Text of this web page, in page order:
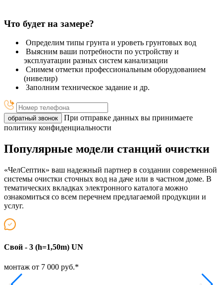
Что будет на замере?
Определим типы грунта и уроветь грунтовых вод
Выясним ваши потребности по устройству и
эксплуатации разных систем канализации
Снимем отметки профессиональным оборудованием
(нивелир)
Заполним техническое задание и др.
обратный звонок
При отправке данных вы принимаете
политику конфиденциальности
Популярные модели станций очистки
«ЧелСептик» ваш надежный партнер в создании современной
системы очистки сточных вод на даче или в частном доме. В
тематических вкладках электронного каталога можно
ознакомиться со всем перечнем предлагаемой продукции и
услуг.
Свой - 3 (h=1,50m) UN
монтаж от 7 000 руб.*